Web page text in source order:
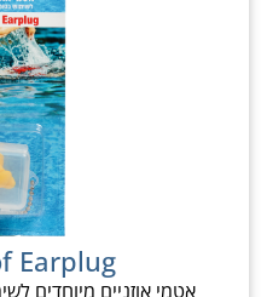
Earplug
אטמי אוזניים מיוחדים